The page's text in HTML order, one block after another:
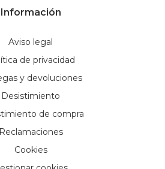
Información
Aviso legal
de privacidad
y devoluciones
Desistimiento
de compra
Reclamaciones
Cookies